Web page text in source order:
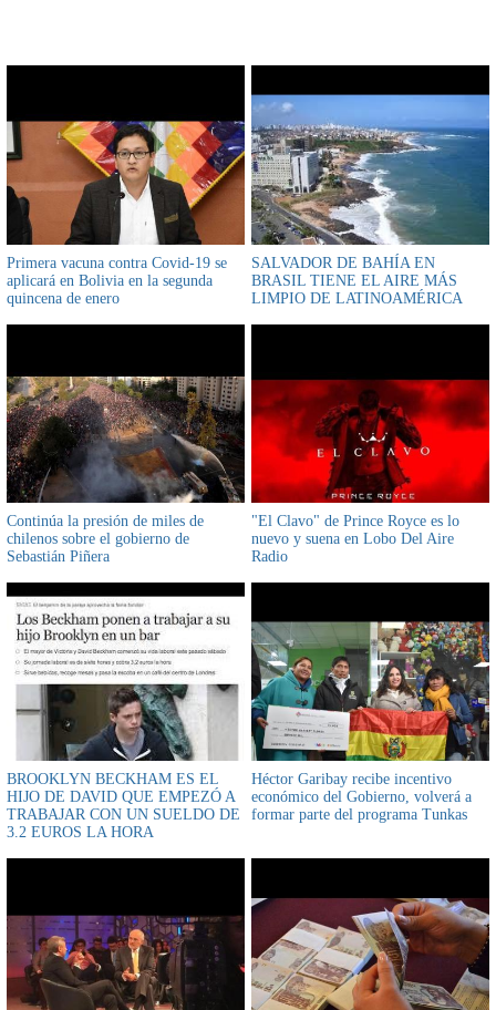
Primera vacuna contra Covid-19 se
aplicará en Bolivia en la segunda
quincena de enero
SALVADOR DE BAHÍA EN
BRASIL TIENE EL AIRE MÁS
LIMPIO DE LATINOAMÉRICA
Continúa la presión de miles de
chilenos sobre el gobierno de
Sebastián Piñera
"El Clavo" de Prince Royce es lo
nuevo y suena en Lobo Del Aire
Radio
BROOKLYN BECKHAM ES EL
HIJO DE DAVID QUE EMPEZÓ A
TRABAJAR CON UN SUELDO DE
3.2 EUROS LA HORA
Héctor Garibay recibe incentivo
económico del Gobierno, volverá a
formar parte del programa Tunkas